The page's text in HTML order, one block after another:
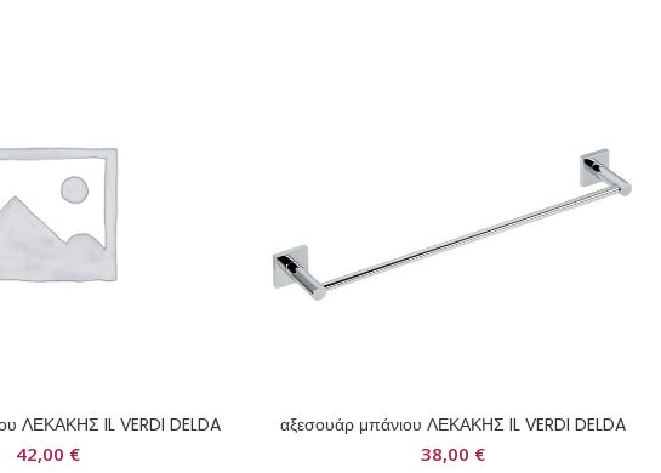
ΛΕΚΑΚΗΣ IL VERDI DELDA
42,00 €
αξεσουάρ μπάνιου ΛΕΚΑΚΗΣ IL VERDI DELDA
38,00 €